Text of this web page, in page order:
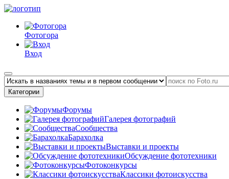
Фотогора
Вход
Категории
Форумы
Галерея фотографий
Сообщества
Барахолка
Выставки и проекты
Обсуждение фототехники
Фотоконкурсы
Классики фотоискусства